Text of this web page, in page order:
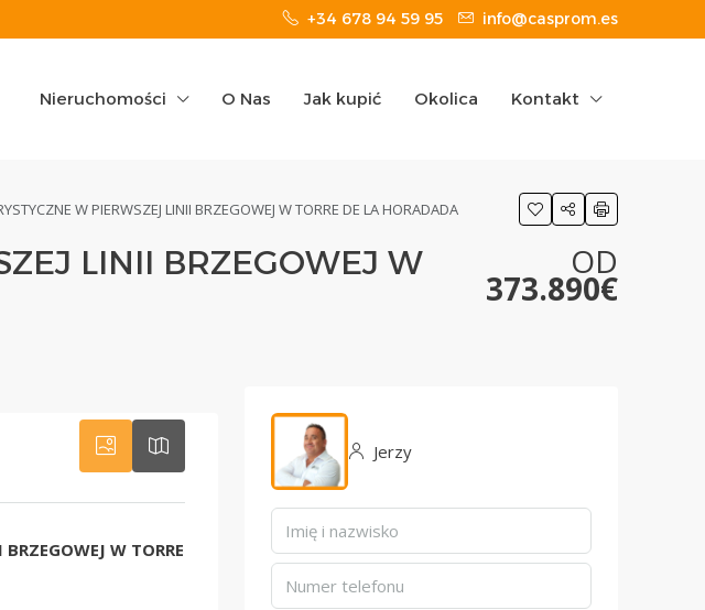
+34 678 94 59 95 info@casprom.es
Nieruchomości O Nas Jak kupić Okolica Kontakt
W PIERWSZEJ LINII BRZEGOWEJ W TORRE DE LA HORADADA
LINII BRZEGOWEJ W
OD
373.890€
W TORRE
Jerzy